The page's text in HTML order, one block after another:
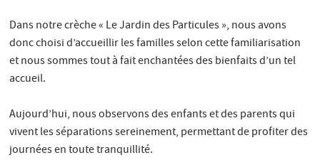
Dans notre crèche « Le Jardin des Particules », nous avons
donc choisi d’accueillir les familles selon cette familiarisation
et nous sommes tout à fait enchantées des bienfaits d’un tel
accueil.
Aujourd’hui, nous observons des enfants et des parents qui
vivent les séparations sereinement, permettant de profiter des
journées en toute tranquillité.